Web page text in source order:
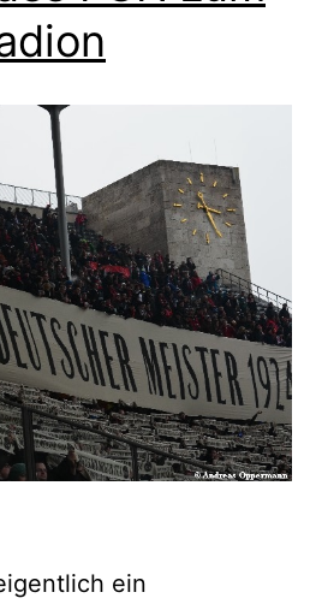
ein